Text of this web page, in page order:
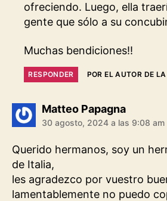
ofreciendo. Luego, ella
gente que sólo a su
Muchas bendiciones!!
RESPONDER POR EL AUTOR DE
Matteo Papagnadice:
30 agosto, 2024 a las 9:08 am
Querido hermanos, soy un
de Italia,
les agradezco por vuestro
lamentablemente no puedo